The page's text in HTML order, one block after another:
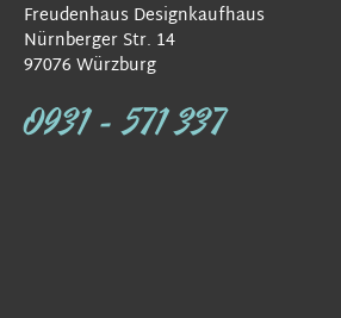
Freudenhaus Designkaufhaus
Nürnberger Str. 14
97076 Würzburg
0931 - 571 337